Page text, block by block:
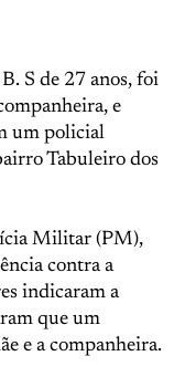
S de 27 anos, foi
e
um policial
Tabuleiro dos
Militar (PM),
contra a
indicaram a
que um
e a companheira.